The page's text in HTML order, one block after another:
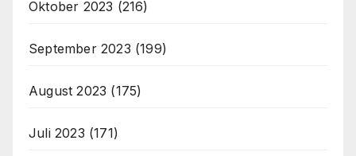
Oktober 2023 (216)
September 2023 (199)
August 2023 (175)
Juli 2023 (171)